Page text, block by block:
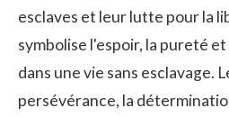
esclaves et leur lutte pour la
symbolise l'espoir, la pureté
dans une vie sans esclavage.
persévérance, la